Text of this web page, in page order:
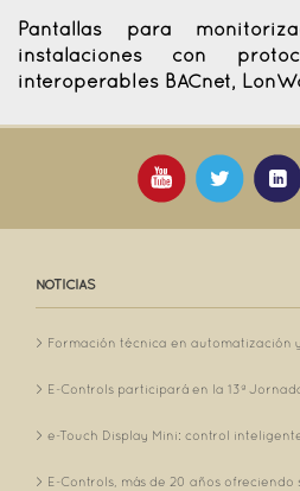
Pantallas para
instalaciones con
interoperables BACnet,
NOTICIAS
Formación técnica en automatización
E-Controls participará en la 13ª
e-Touch Display Mini: control
E-Controls, más de 20 años ofreciendo